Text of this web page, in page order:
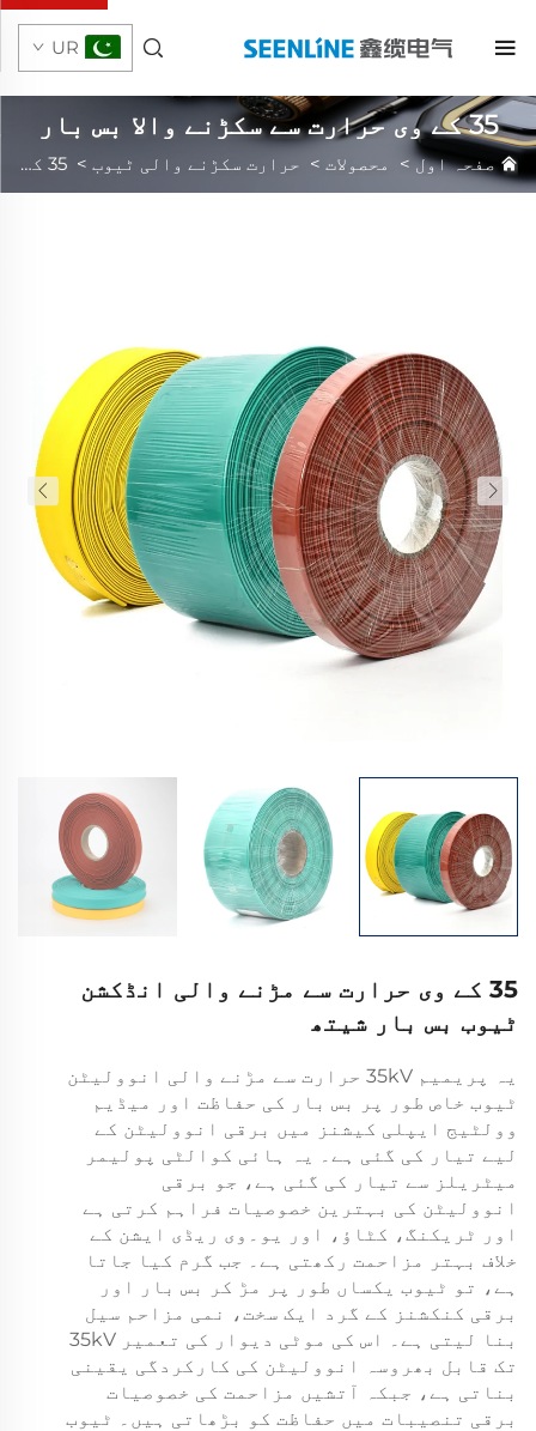
UR
35 کے وی حرارت سے سکڑنے والا بس بار
سلیوو
صفحہ اول> محصولات > حرارت سکڑنے والی ٹیوب > 35 کے وی حرارت سے سکڑنے والا بس بار سلیوو
35 کے وی حرارت سے مڑنے والی انڈکشن
ٹیوب بس بار شیتھ
یہ پریمیم 35kV حرارت سے مڑنے والی انوولیٹن
ٹیوب خاص طور پر بس بار کی حفاظت اور میڈیم
وولٹیج ایپلی کیشنز میں برقی انوولیٹن کے
لیے تیار کی گئی ہے۔ یہ ہائی کوالٹی پولیمر
میٹریلز سے تیار کی گئی ہے، جو برقی
انوولیٹن کی بہترین خصوصیات فراہم کرتی ہے
اور ٹریکنگ، کٹاؤ، اور یو۔وی ریڈی ایشن کے
خلاف بہتر مزاحمت رکھتی ہے۔ جب گرم کیا جاتا
ہے، تو ٹیوب یکساں طور پر مڑ کر بس بار اور
برقی کنکشنز کے گرد ایک سخت، نمی مزاحم سیل
بنا لیتی ہے۔ اس کی موٹی دیوار کی تعمیر 35kV
تک قابل بھروسہ انوولیٹن کی کارکردگی یقینی
بناتی ہے، جبکہ آتشیں مزاحمت کی خصوصیات
برقی تنصیبات میں حفاظت کو بڑھاتی ہیں۔ ٹیوب